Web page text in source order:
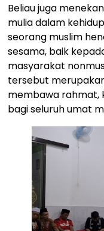
Beliau juga
mulia dalam
seorang muslim
sesama, baik
masyarakat
tersebut
membawa rahmat,
bagi seluruh umat